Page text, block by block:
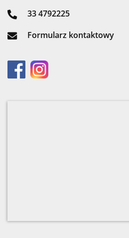
33 4792225
Formularz kontaktowy